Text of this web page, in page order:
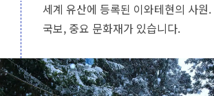
세계 유산에 등록된 이와테현의 사원
국보, 중요 문화재가 있습니다.